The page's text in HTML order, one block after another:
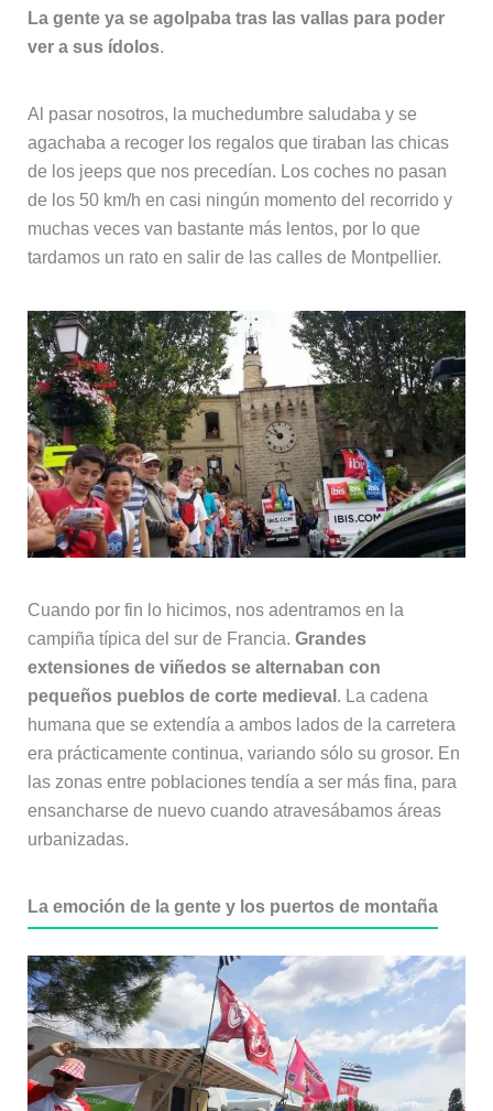
La gente ya se agolpaba tras las vallas para poder
ver a sus ídolos.
Al pasar nosotros, la muchedumbre saludaba y se
agachaba a recoger los regalos que tiraban las chicas
de los jeeps que nos precedían. Los coches no pasan
de los 50 km/h en casi ningún momento del recorrido y
muchas veces van bastante más lentos, por lo que
tardamos un rato en salir de las calles de Montpellier.
Cuando por fin lo hicimos, nos adentramos en la
campiña típica del sur de Francia. Grandes
extensiones de viñedos se alternaban con
pequeños pueblos de corte medieval . La cadena
humana que se extendía a ambos lados de la carretera
era prácticamente continua, variando sólo su grosor. En
las zonas entre poblaciones tendía a ser más fina, para
ensancharse de nuevo cuando atravesábamos áreas
urbanizadas.
La emoción de la gente y los puertos de montaña